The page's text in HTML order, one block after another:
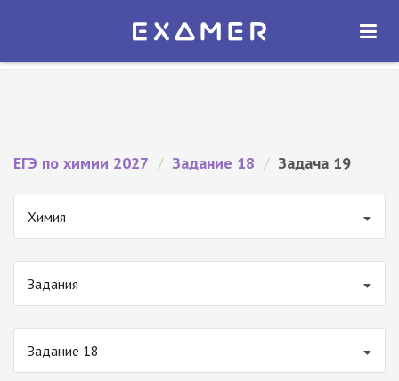
Экзамер — ЕГЭ 2027
ОТКРЫТЬ
ЕГЭ по химии 2027 / Задание 18 / Задача 19
Химия
Задания
Задание 18